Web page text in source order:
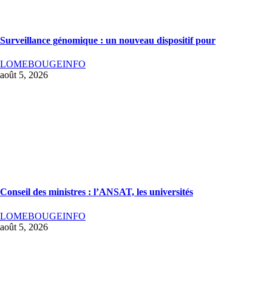
Surveillance génomique : un nouveau dispositif pour
LOMEBOUGEINFO
août 5, 2026
Conseil des ministres : l’ANSAT, les universités
LOMEBOUGEINFO
août 5, 2026